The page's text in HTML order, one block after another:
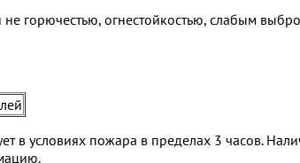
не горючестью, огнестойкостью, слабым
в условиях пожара в пределах 3 часов.